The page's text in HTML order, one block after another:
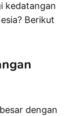
kedatangan
Berikut
dengan